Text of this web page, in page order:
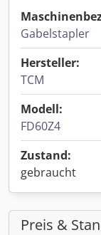
Gabelstapler
Hersteller:
TCM
Modell:
FD60Z4
Zustand:
gebraucht
Preis &